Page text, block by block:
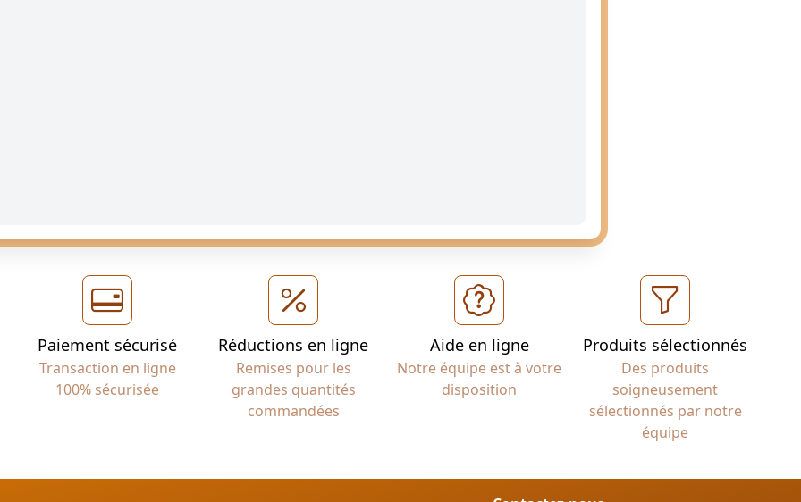
Paiement sécurisé
Transaction en ligne
100% sécurisée
Réductions en ligne
Remises pour les
grandes quantités
commandées
Aide en ligne
Notre équipe est à votre
disposition
Produits sélectionnés
Des produits
soigneusement
sélectionnés par notre
équipe